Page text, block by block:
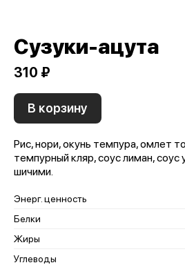
Сузуки-ацута
310 ₽
В корзину
Рис, нори, окунь темпура, омлет
темпурный кляр, соус лиман, соус
шичими.
Энерг. ценность
Белки
Жиры
Углеводы